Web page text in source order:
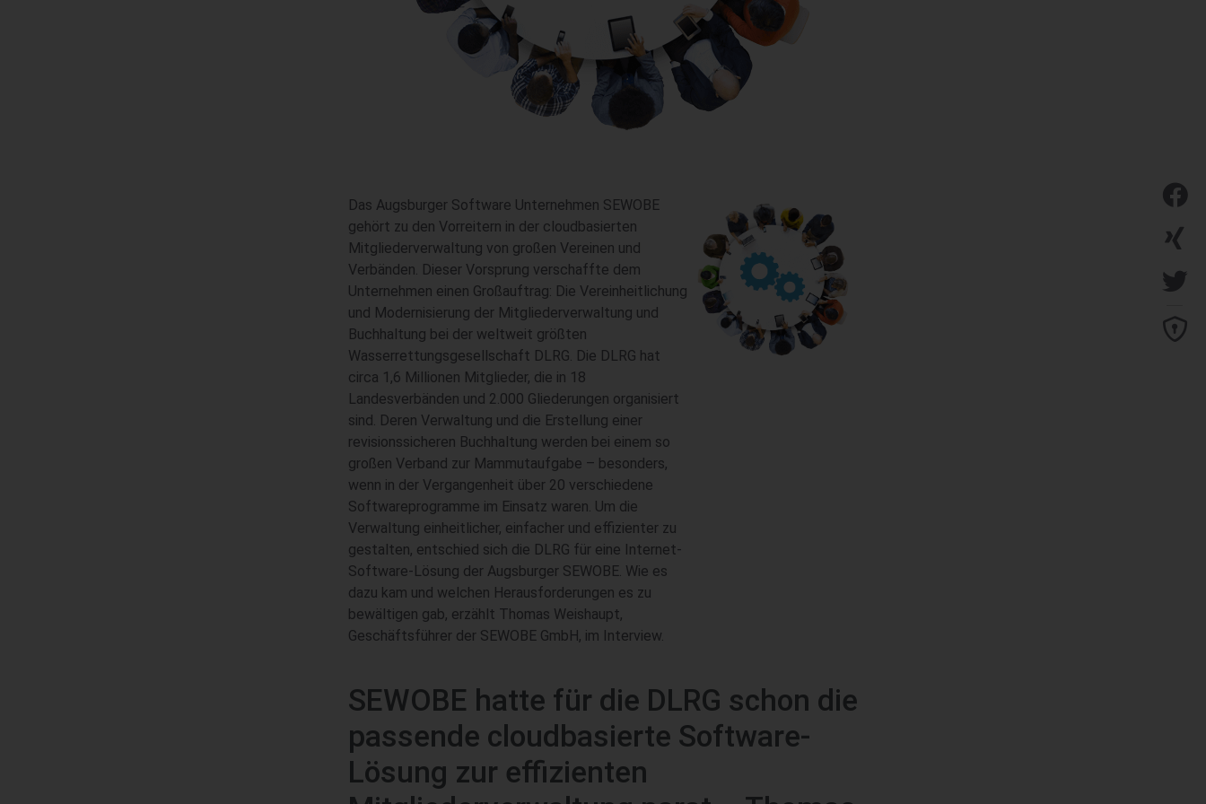
Das Augsburger Software Unternehmen SEWOBE
gehört zu den Vorreitern in der cloudbasierten
Mitgliederverwaltung von großen Vereinen und
Verbänden. Dieser Vorsprung verschaffte dem
Unternehmen einen Großauftrag: Die Vereinheitlichung
und Modernisierung der Mitgliederverwaltung und
Buchhaltung bei der weltweit größten
Wasserrettungsgesellschaft DLRG. Die DLRG hat
circa 1,6 Millionen Mitglieder, die in 18
Landesverbänden und 2.000 Gliederungen organisiert
sind. Deren Verwaltung und die Erstellung einer
revisionssicheren Buchhaltung werden bei einem so
großen Verband zur Mammutaufgabe – besonders,
wenn in der Vergangenheit über 20 verschiedene
Softwareprogramme im Einsatz waren. Um die
Verwaltung einheitlicher, einfacher und effizienter zu
gestalten, entschied sich die DLRG für eine Internet-
Software-Lösung der Augsburger SEWOBE. Wie es
dazu kam und welchen Herausforderungen es zu
bewältigen gab, erzählt Thomas Weishaupt,
Geschäftsführer der SEWOBE GmbH, im Interview.
SEWOBE hatte für die DLRG schon die
passende cloudbasierte Software-
Lösung zur effizienten